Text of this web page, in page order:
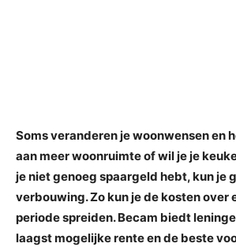
Soms veranderen je woonwensen en
aan meer woonruimte of wil je je
je niet genoeg spaargeld hebt, kun je
verbouwing. Zo kun je de kosten over
periode spreiden. Becam biedt
laagst mogelijke rente en de beste